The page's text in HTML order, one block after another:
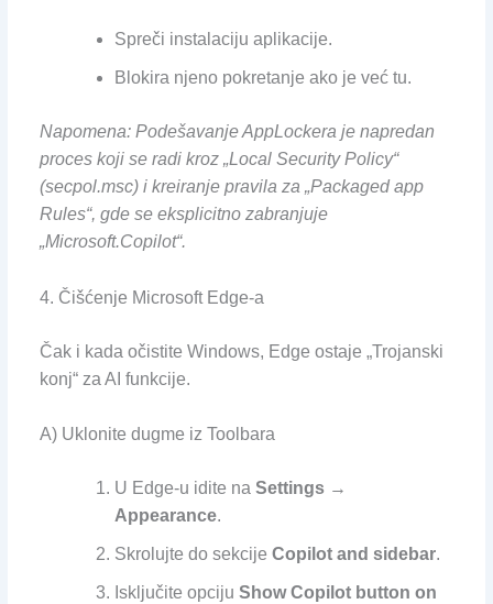
Spreči instalaciju aplikacije.
Blokira njeno pokretanje ako je već tu.
Napomena: Podešavanje AppLockera je napredan
proces koji se radi kroz „Local Security Policy“
(secpol.msc) i kreiranje pravila za „Packaged app
Rules“, gde se eksplicitno zabranjuje
„Microsoft.Copilot“.
4. Čišćenje Microsoft Edge-a
Čak i kada očistite Windows, Edge ostaje „Trojanski
konj“ za AI funkcije.
A) Uklonite dugme iz Toolbara
U Edge-u idite na Settings →
Appearance.
Skrolujte do sekcije Copilot and sidebar.
Isključite opciju Show Copilot button on